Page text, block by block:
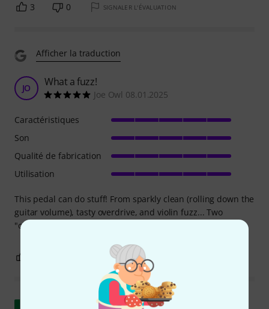
3 0 SIGNALER L'ÉVALUATION
Afficher la traduction
JO What a fuzz!
Joe Owl 08.01.2025
This pedal can do stuff! From sparkly clean (rolling down the
guitar volume), tasty overdrive, and violin fuzz... Two
"channels"... all in one box... superb! :)
Caractéristiques
Son
Qualité de fabrication
Utilisation
SIGNALER L'ÉVALUATION
Afficher l'original